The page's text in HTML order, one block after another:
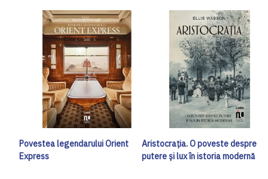
Povestea legendarului Orient
Express
Aristocrația. O poveste despre
putere și lux în istoria modernă